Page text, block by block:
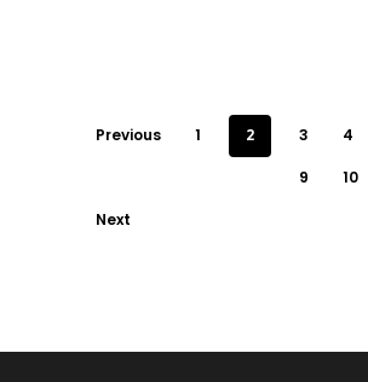
Previous 1 2 3 4
9 10
Next